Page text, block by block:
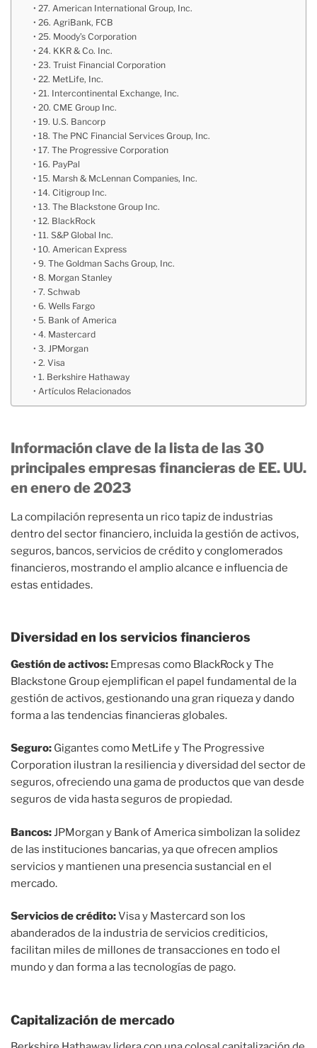
27. American International Group, Inc.
26. AgriBank, FCB
25. Moody’s Corporation
24. KKR & Co. Inc.
23. Truist Financial Corporation
22. MetLife, Inc.
21. Intercontinental Exchange, Inc.
20. CME Group Inc.
19. U.S. Bancorp
18. The PNC Financial Services Group, Inc.
17. The Progressive Corporation
16. PayPal
15. Marsh & McLennan Companies, Inc.
14. Citigroup Inc.
13. The Blackstone Group Inc.
12. BlackRock
11. S&P Global Inc.
10. American Express
9. The Goldman Sachs Group, Inc.
8. Morgan Stanley
7. Schwab
6. Wells Fargo
5. Bank of America
4. Mastercard
3. JPMorgan
2. Visa
1. Berkshire Hathaway
Artículos Relacionados
Información clave de la lista de las 30
principales empresas financieras de EE. UU.
en enero de 2023
La compilación representa un rico tapiz de industrias
dentro del sector financiero, incluida la gestión de activos,
seguros, bancos, servicios de crédito y conglomerados
financieros, mostrando el amplio alcance e influencia de
estas entidades.
Diversidad en los servicios financieros
Gestión de activos: Empresas como BlackRock y The
Blackstone Group ejemplifican el papel fundamental de la
gestión de activos, gestionando una gran riqueza y dando
forma a las tendencias financieras globales.
Seguro: Gigantes como MetLife y The Progressive
Corporation ilustran la resiliencia y diversidad del sector de
seguros, ofreciendo una gama de productos que van desde
seguros de vida hasta seguros de propiedad.
Bancos:JPMorgan y Bank of America simbolizan la solidez
de las instituciones bancarias, ya que ofrecen amplios
servicios y mantienen una presencia sustancial en el
mercado.
Servicios de crédito:Visa y Mastercard son los
abanderados de la industria de servicios crediticios,
facilitan miles de millones de transacciones en todo el
mundo y dan forma a las tecnologías de pago.
Capitalización de mercado